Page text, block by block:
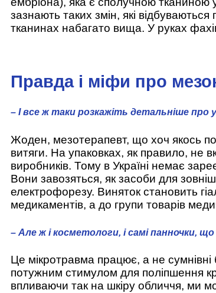
зазнають таких змін, які
тканинах набагато вища. У руках
Правда і міфи про
– І все ж таки розкажіть детальніше про
Жоден, мезотерапевт, що хоч якось
витяги. На упаковках, як правило, не
виробників. Тому в Україні немає
Вони завозяться, як засоби для
електрофорезу. Виняток становить
медикаментів, а до групи товарів
– Але ж і косметологи, і самі панночки,
Це мікротравма працює, а не
потужним стимулом для поліпшення
впливаючи так на шкіру обличчя, ми